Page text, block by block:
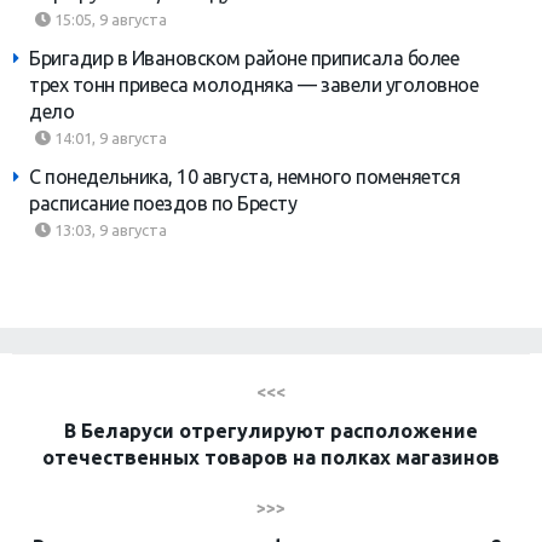
15:05, 9 августа
Бригадир в Ивановском районе приписала более
трех тонн привеса молодняка — завели уголовное
дело
14:01, 9 августа
С понедельника, 10 августа, немного поменяется
расписание поездов по Бресту
13:03, 9 августа
<<<
В Беларуси отрегулируют расположение
отечественных товаров на полках магазинов
>>>